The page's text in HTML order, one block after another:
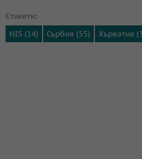
Етикети:
NIS (14)
Сърбия (55) Хърватия